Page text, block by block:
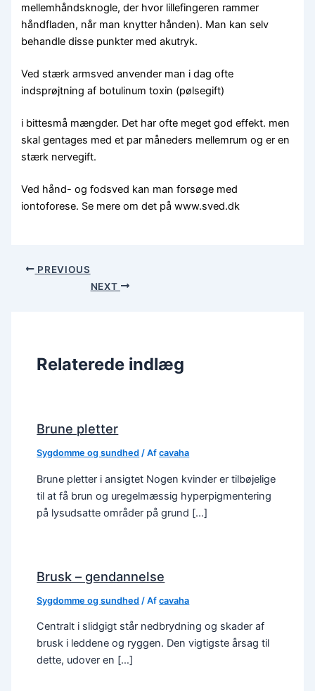
mellemhåndsknogle, der hvor lillefingeren rammer
håndfladen, når man knytter hånden). Man kan selv
behandle disse punkter med akutryk.
Ved stærk armsved anvender man i dag ofte
indsprøjtning af botulinum toxin (pølsegift)
i bittesmå mængder. Det har ofte meget god effekt. men
skal gentages med et par måneders mellemrum og er en
stærk nervegift.
Ved hånd- og fodsved kan man forsøge med
iontoforese. Se mere om det på www.sved.dk
PREVIOUS
NEXT
Relaterede indlæg
Brune pletter
Sygdomme og sundhed / Afcavaha
Brune pletter i ansigtet Nogen kvinder er tilbøjelige
til at få brun og uregelmæssig hyperpigmentering
på lysudsatte områder på grund […]
Brusk – gendannelse
Sygdomme og sundhed / Afcavaha
Centralt i slidgigt står nedbrydning og skader af
brusk i leddene og ryggen. Den vigtigste årsag til
dette, udover en […]